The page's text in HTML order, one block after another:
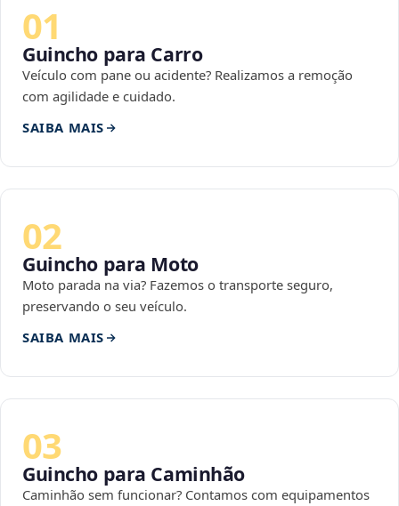
01
Guincho para Carro
Veículo com pane ou acidente? Realizamos a remoção
com agilidade e cuidado.
SAIBA MAIS
02
Guincho para Moto
Moto parada na via? Fazemos o transporte seguro,
preservando o seu veículo.
SAIBA MAIS
03
Guincho para Caminhão
Caminhão sem funcionar? Contamos com equipamentos